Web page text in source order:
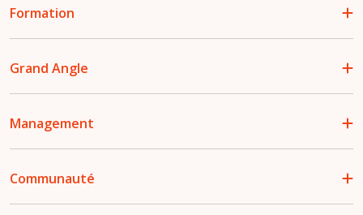
Formation
Grand Angle
Management
Communauté